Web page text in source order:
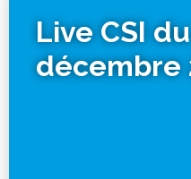
Live CSI
décembre